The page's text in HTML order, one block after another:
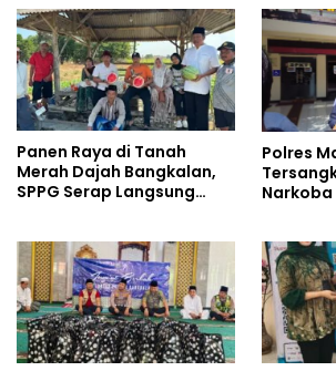
Panen Raya di Tanah
Merah Dajah Bangkalan,
SPPG Serap Langsung
Polres
Narkoba